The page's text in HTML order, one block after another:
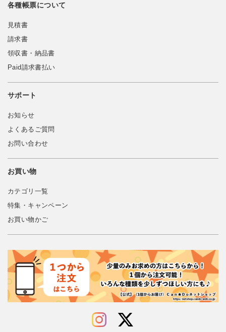
各種帳票について
見積書
請求書
領収書・納品書
Paid請求書払い
サポート
お知らせ
よくあるご質問
お問い合わせ
お買い物
カテゴリ一覧
特集・キャンペーン
お買い物かご